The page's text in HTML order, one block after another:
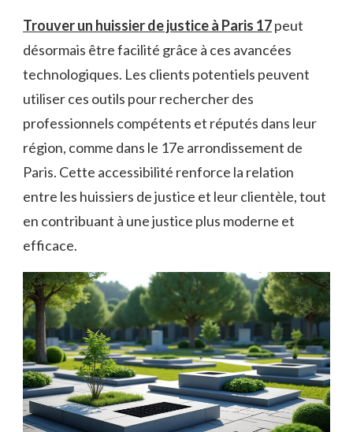
Trouver un huissier de justice à Paris 17peut
désormais être facilité grâce à ces avancées
technologiques. Les clients potentiels peuvent
utiliser ces outils pour rechercher des
professionnels compétents et réputés dans leur
région, comme dans le 17e arrondissement de
Paris. Cette accessibilité renforce la relation
entre les huissiers de justice et leur clientèle, tout
en contribuant à une justice plus moderne et
efficace.